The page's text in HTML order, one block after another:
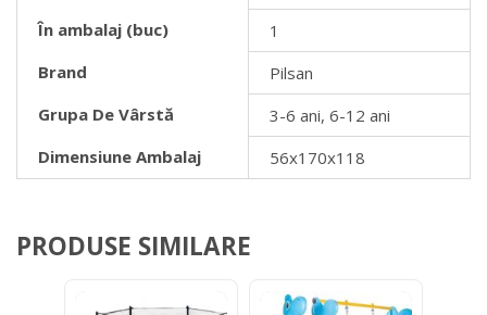
În ambalaj (buc)
1
Brand
Pilsan
Grupa De Vârstă
3-6 ani, 6-12 ani
Dimensiune Ambalaj
56x170x118
PRODUSE SIMILARE